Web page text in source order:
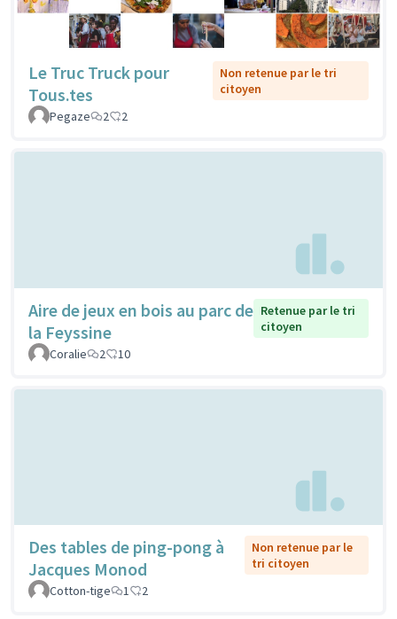
Le Truc Truck pour
Tous.tes
Non retenue par le tri
citoyen
Pegaze
2 2
Aire de jeux en bois au parc de
la Feyssine
Retenue par le tri
citoyen
Coralie
2 10
Des tables de ping-pong à
Jacques Monod
Non retenue par le
tri citoyen
Cotton-tige
1 2